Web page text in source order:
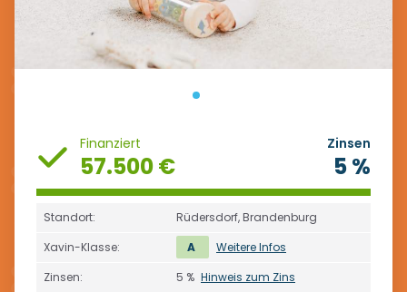
Finanziert Zinsen
57.500 € 5 %
Standort:
Rüdersdorf, Brandenburg
Xavin-Klasse:
A
Weitere Infos
Zinsen:
5 % Hinweis zum Zins